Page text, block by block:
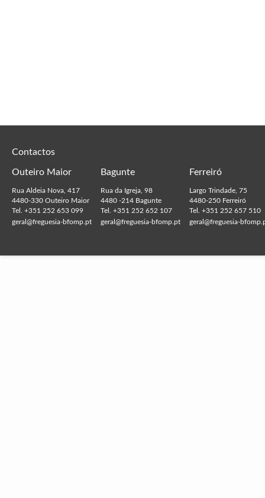
Contactos
Outeiro Maior
Rua Aldeia Nova, 417
4480-330 Outeiro Maior
Tel. +351 252 653 099
geral@freguesia-bfomp.pt
Bagunte
Rua da Igreja, 98
4480 -214 Bagunte
Tel. +351 252 652 107
geral@freguesia-bfomp.pt
Ferreiró
Largo Trindade, 75
4480-250 Ferreiró
Tel. +351 252 657 510
geral@freguesia-